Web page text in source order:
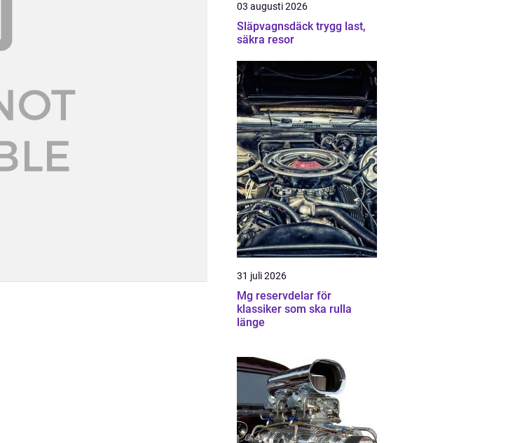
03 augusti 2026
Släpvagnsdäck trygg last,
säkra resor
31 juli 2026
Mg reservdelar för
klassiker som ska rulla
länge